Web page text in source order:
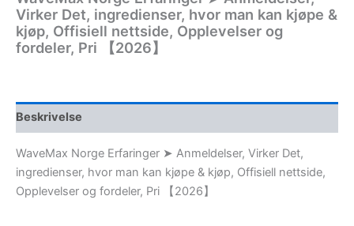
Virker Det, ingredienser, hvor man kan kjøpe &
kjøp, Offisiell nettside, Opplevelser og
fordeler, Pri 【2026】
Beskrivelse
WaveMax Norge Erfaringer ➤ Anmeldelser, Virker Det,
ingredienser, hvor man kan kjøpe & kjøp, Offisiell nettside,
Opplevelser og fordeler, Pri 【2026】